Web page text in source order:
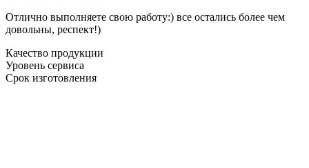
Отлично выполняете свою работу:) все остались более чем
довольны, респект!)
Качество продукции
Уровень сервиса
Срок изготовления